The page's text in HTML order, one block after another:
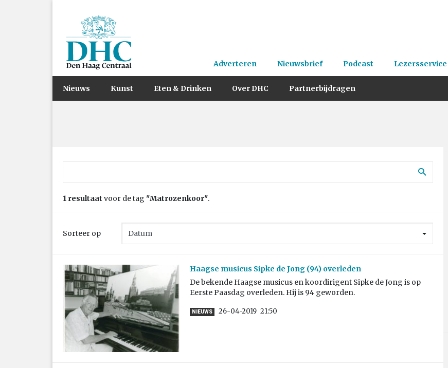
Adverteren Nieuwsbrief Podcast Lezersservice
Nieuws Kunst Eten & Drinken Over DHC Partnerbijdragen
1 resultaat voor de tag "Matrozenkoor".
Sorteer op
Haagse musicus Sipke de Jong (94) overleden
De bekende Haagse musicus en koordirigent Sipke de Jong is op
Eerste Paasdag overleden. Hij is 94 geworden.
NIEUWS 26-04-2019 21:50